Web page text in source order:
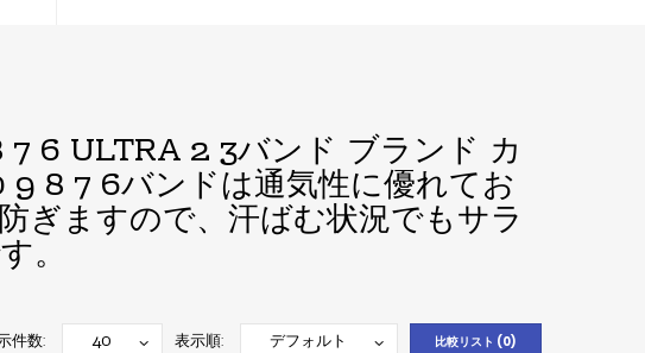
7 6 ULTRA 2 3バンド ブランド カ
9 8 7 6バンドは通気性に優れてお
ぎますので、汗ばむ状況でもサラ
。
比較リスト (0)
表示順:
件数: